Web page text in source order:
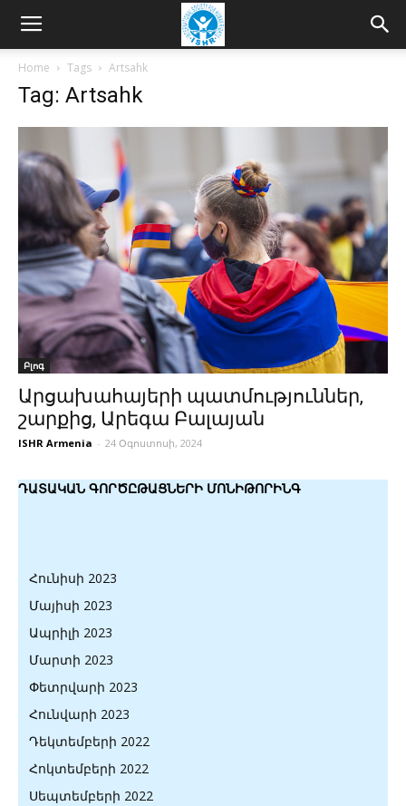
Home Tags Artsahk
Tag: Artsahk
Բլոգ
Արցախահայերի պատմություններ,
շարքից, Արեգա Բալայան
ISHR Armenia - 24 Օգոստոսի, 2024
ԴԱՏԱԿԱՆ ԳՈՐԾԸԹԱՑՆԵՐԻ ՄՈՆԻԹՈՐԻՆԳ
Հունիսի 2023
Մայիսի 2023
Ապրիլի 2023
Մարտի 2023
Փետրվարի 2023
Հունվարի 2023
Դեկտեմբերի 2022
Հոկտեմբերի 2022
Սեպտեմբերի 2022